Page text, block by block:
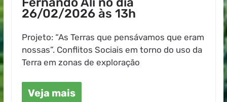
26/02/2026 às 13h
Projeto: “As Terras que pensávamos que eram
nossas”. Conflitos Sociais em torno do uso da
Terra em zonas de exploração
Veja mais